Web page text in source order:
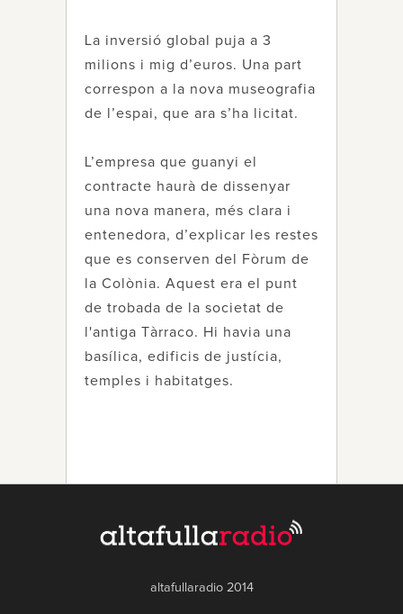
La inversió global puja a 3
milions i mig d’euros. Una part
correspon a la nova museografia
de l’espai, que ara s’ha licitat.
L’empresa que guanyi el
contracte haurà de dissenyar
una nova manera, més clara i
entenedora, d’explicar les restes
que es conserven del Fòrum de
la Colònia. Aquest era el punt
de trobada de la societat de
l'antiga Tàrraco. Hi havia una
basílica, edificis de justícia,
temples i habitatges.
altafullaradio 2014